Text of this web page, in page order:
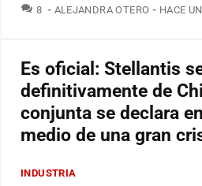
8 COMENTARIOS
ALEJANDRA OTERO HACE
Es oficial: Stellantis
definitivamente de
conjunta se declara
medio de una gran
INDUSTRIA